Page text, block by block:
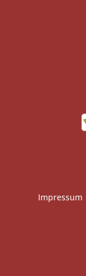
Impressum